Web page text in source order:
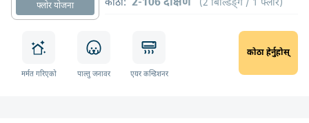
फ्लोर योजना कोठा: 2-106 दक्षिण (2 बिल्डिङ्ग / 1 फ्लोर)
मर्मत गरिएको पाल्तु जनावर एयर कन्डिशनर
कोठा हेर्नुहोस्